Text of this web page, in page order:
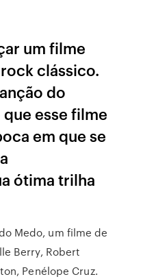
um filme
clássico.
do
esse filme
em que se
ótima trilha
Medo, um filme de
Berry, Robert
Penélope Cruz.